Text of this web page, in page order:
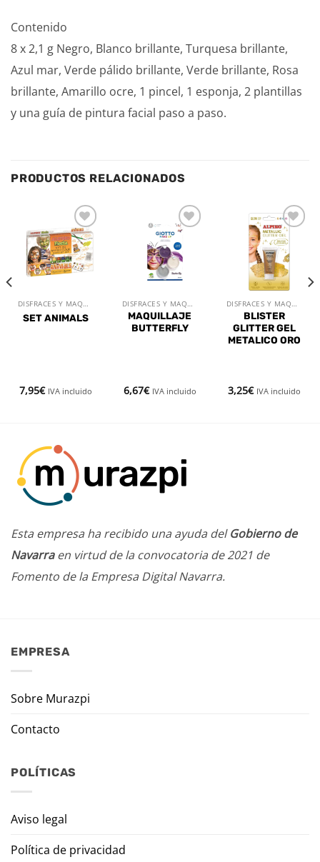
Contenido
8 x 2,1 g Negro, Blanco brillante, Turquesa brillante,
Azul mar, Verde pálido brillante, Verde brillante, Rosa
brillante, Amarillo ocre, 1 pincel, 1 esponja, 2 plantillas
y una guía de pintura facial paso a paso.
PRODUCTOS RELACIONADOS
Añadir
a la
lista de
deseos
DISFRACES Y MAQUILLAJE
SET ANIMALS
7,95€ IVA incluido
Añadir
a la
lista de
deseos
DISFRACES Y MAQUILLAJE
MAQUILLAJE
BUTTERFLY
6,67€ IVA incluido
Añadir
a la
lista de
deseos
DISFRACES Y MAQUILLAJE
BLISTER
GLITTER GEL
METALICO ORO
3,25€ IVA incluido
Esta empresa ha recibido una ayuda delGobierno de
Navarraen virtud de la convocatoria de 2021 de
Fomento de la Empresa Digital Navarra.
EMPRESA
Sobre Murazpi
Contacto
POLÍTICAS
Aviso legal
Política de privacidad